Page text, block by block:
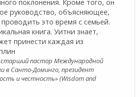
поклонения. Кроме того, он
руководство, объясняющее,
это время с семьей.
книга. Уитни знает,
принести каждая из
пастор Международной
в Санто-Доминго, президент
и честность» (Wisdom and